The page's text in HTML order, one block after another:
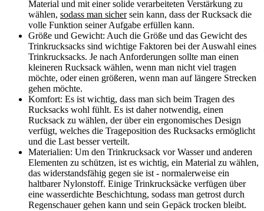
Material und mit einer solide verarbeiteten Verstärkung zu
wählen, sodass man sicher⁣sein kann, dass​ der ‍Rucksack die
⁤volle Funktion seiner Aufgabe erfüllen kann.
Größe und Gewicht: Auch‍ die ​Größe‍ und⁢ das‍ Gewicht des
Trinkrucksacks sind wichtige Faktoren bei der Auswahl eines⁤
Trinkrucksacks. Je nach⁤ Anforderungen sollte man einen
kleineren Rucksack wählen, wenn man nicht viel tragen
möchte, ‌oder einen größeren, wenn man⁢ auf längere ‌Strecken
gehen möchte.
Komfort: Es ‌ist wichtig,⁣ dass man‍ sich⁣ beim Tragen des
Rucksacks ⁤wohl fühlt. Es ‌ist daher ⁤notwendig, einen
Rucksack zu wählen,​ der‍ über​ ein‌ ergonomisches Design
verfügt, welches die Trageposition des Rucksacks ⁣ermöglicht
und die ⁤Last besser verteilt.
Materialien: ⁢Um den⁤ Trinkrucksack vor Wasser und anderen
Elementen ⁣zu⁣ schützen,⁤ ist ‌es‌ wichtig, ein Material zu wählen,
‌das widerstandsfähig gegen sie ist ⁤- normalerweise ‍ein
haltbarer Nylonstoff. Einige Trinkrucksäcke verfügen über
eine⁤ wasserdichte Beschichtung, sodass man getrost durch
Regenschauer gehen kann und sein Gepäck⁤ trocken⁢ bleibt.